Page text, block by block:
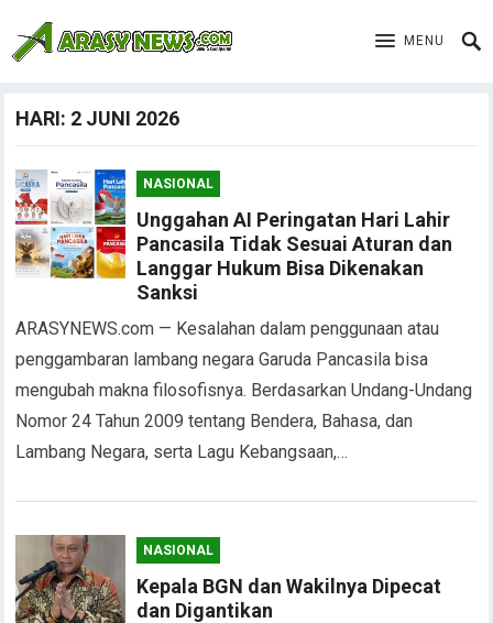
MENU
HARI: 2 JUNI 2026
NASIONAL
Unggahan AI Peringatan Hari Lahir
Pancasila Tidak Sesuai Aturan dan
Langgar Hukum Bisa Dikenakan
Sanksi
ARASYNEWS.com — Kesalahan dalam penggunaan atau
penggambaran lambang negara Garuda Pancasila bisa
mengubah makna filosofisnya. Berdasarkan Undang-Undang
Nomor 24 Tahun 2009 tentang Bendera, Bahasa, dan
Lambang Negara, serta Lagu Kebangsaan,…
NASIONAL
Kepala BGN dan Wakilnya Dipecat
dan Digantikan